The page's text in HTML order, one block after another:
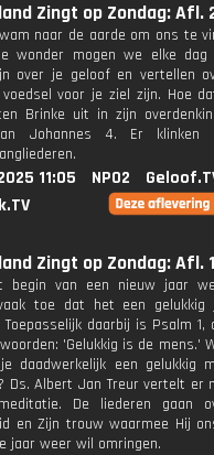
Zingt op Zondag: Afl.
naar de aarde om ons te
wonder mogen we elke dag
over je geloof en vertellen
voor je ziel zijn. Hoe
Brinke uit in zijn
Johannes 4. Er klinken
11:05 NPO2
Zingt op Zondag: Afl. 1
begin van een nieuw jaar
toe dat het een gelukkig
Toepasselijk daarbij is Psalm 1,
'Gelukkig is de mens.'
daadwerkelijk een gelukkig
Ds. Albert Jan Treur vertelt er
De liederen gaan
en Zijn trouw waarmee Hij
jaar weer wil omringen.